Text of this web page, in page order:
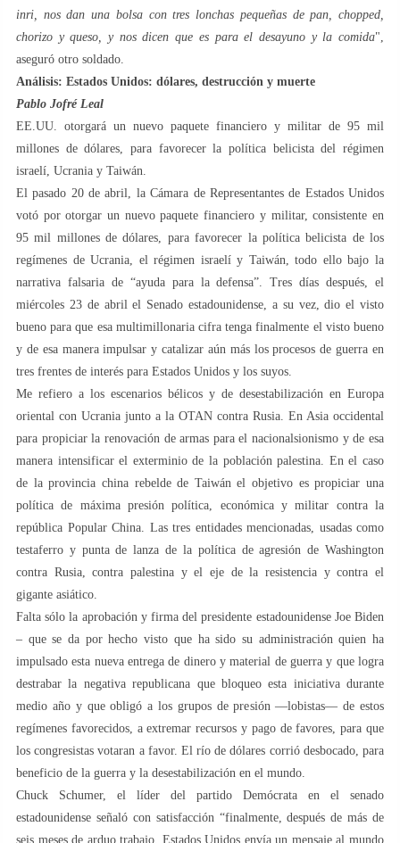
inri, nos dan una bolsa con tres lonchas pequeñas de pan, chopped,
chorizo y queso, y nos dicen que es para el desayuno y la comida",
aseguró otro soldado.
Análisis: Estados Unidos: dólares, destrucción y muerte
Pablo Jofré Leal
EE.UU. otorgará un nuevo paquete financiero y militar de 95 mil
millones de dólares, para favorecer la política belicista del régimen
israelí, Ucrania y Taiwán.
El pasado 20 de abril, la Cámara de Representantes de Estados Unidos
votó por otorgar un nuevo paquete financiero y militar, consistente en
95 mil millones de dólares, para favorecer la política belicista de los
regímenes de Ucrania, el régimen israelí y Taiwán, todo ello bajo la
narrativa falsaria de “ayuda para la defensa”. Tres días después, el
miércoles 23 de abril el Senado estadounidense, a su vez, dio el visto
bueno para que esa multimillonaria cifra tenga finalmente el visto bueno
y de esa manera impulsar y catalizar aún más los procesos de guerra en
tres frentes de interés para Estados Unidos y los suyos.
Me refiero a los escenarios bélicos y de desestabilización en Europa
oriental con Ucrania junto a la OTAN contra Rusia. En Asia occidental
para propiciar la renovación de armas para el nacionalsionismo y de esa
manera intensificar el exterminio de la población palestina. En el caso
de la provincia china rebelde de Taiwán el objetivo es propiciar una
política de máxima presión política, económica y militar contra la
república Popular China. Las tres entidades mencionadas, usadas como
testaferro y punta de lanza de la política de agresión de Washington
contra Rusia, contra palestina y el eje de la resistencia y contra el
gigante asiático.
Falta sólo la aprobación y firma del presidente estadounidense Joe Biden
– que se da por hecho visto que ha sido su administración quien ha
impulsado esta nueva entrega de dinero y material de guerra y que logra
destrabar la negativa republicana que bloqueo esta iniciativa durante
medio año y que obligó a los grupos de presión —lobistas— de estos
regímenes favorecidos, a extremar recursos y pago de favores, para que
los congresistas votaran a favor. El río de dólares corrió desbocado, para
beneficio de la guerra y la desestabilización en el mundo.
Chuck Schumer, el líder del partido Demócrata en el senado
estadounidense señaló con satisfacción “finalmente, después de más de
seis meses de arduo trabajo, Estados Unidos envía un mensaje al mundo